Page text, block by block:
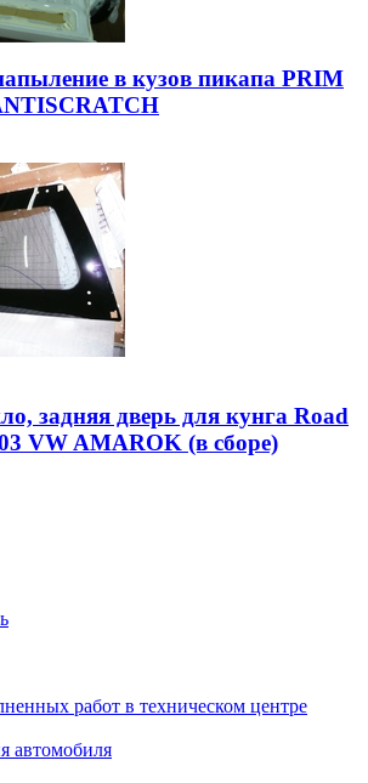
в кузов пикапа PRIM
задняя дверь для кунга Road
VW AMAROK (в сборе)
работ в техническом центре
автомобиля